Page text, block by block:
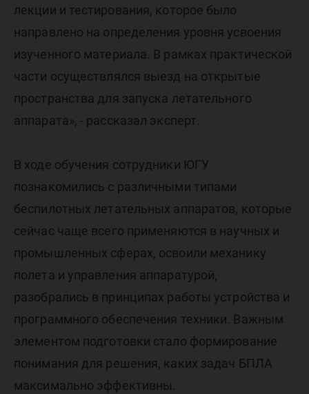
лекции и тестирования, которое было
направлено на определения уровня усвоения
изученного материала. В рамках практической
части осуществлялся выезд на открытые
пространства для запуска летательного
аппарата», - рассказал эксперт.
В ходе обучения сотрудники ЮГУ
познакомились с различными типами
беспилотных летательных аппаратов, которые
сейчас чаще всего применяются в научных и
промышленных сферах, освоили механику
полета и управления аппаратурой,
разобрались в принципах работы устройства и
программного обеспечения техники. Важным
элементом подготовки стало формирование
понимания для решения, каких задач БПЛА
максимально эффективны.